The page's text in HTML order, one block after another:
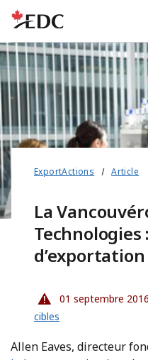
ExportActions Article
La
Technologies
d’exportation
01 septembre 2016
cibles
Allen Eaves, directeur